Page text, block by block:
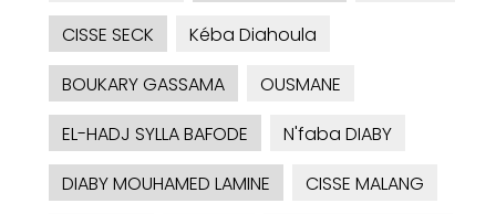
CISSE SECK
Kéba Diahoula
BOUKARY GASSAMA
OUSMANE
EL-HADJ SYLLA BAFODE
N'faba DIABY
DIABY MOUHAMED LAMINE
CISSE MALANG